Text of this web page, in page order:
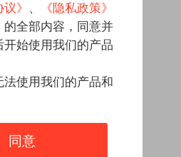
》 、
《隐私政策》
的全部内容，同意并
开始使用我们的产品
法使用我们的产品和
同意